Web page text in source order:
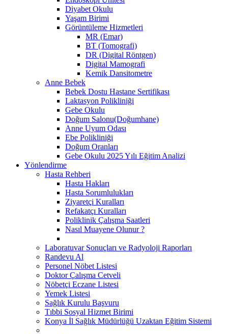
Diyabet Okulu
Yaşam Birimi
Görüntüleme Hizmetleri
MR (Emar)
BT (Tomografi)
DR (Digital Röntgen)
Digital Mamografi
Kemik Dansitometre
Anne Bebek
Bebek Dostu Hastane Sertifikası
Laktasyon Polikliniği
Gebe Okulu
Doğum Salonu(Doğumhane)
Anne Uyum Odası
Ebe Polikliniği
Doğum Oranları
Gebe Okulu 2025 Yılı Eğitim Analizi
Yönlendirme
Hasta Rehberi
Hasta Hakları
Hasta Sorumlulukları
Ziyaretçi Kuralları
Refakatçı Kuralları
Poliklinik Çalışma Saatleri
Nasıl Muayene Olunur ?
Laboratuvar Sonuçları ve Radyoloji Raporları
Randevu Al
Personel Nöbet Listesi
Doktor Çalışma Cetveli
Nöbetçi Eczane Listesi
Yemek Listesi
Sağlık Kurulu Başvuru
Tıbbi Sosyal Hizmet Birimi
Konya İl Sağlık Müdürlüğü Uzaktan Eğitim Sistemi